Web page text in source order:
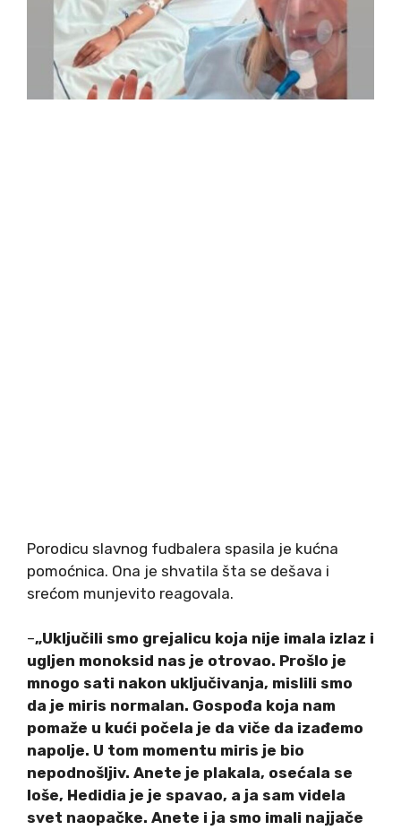
Porodicu slavnog fudbalera spasila je kućna
pomoćnica. Ona je shvatila šta se dešava i
srećom munjevito reagovala.
–„Uključili smo grejalicu koja nije imala izlaz i
ugljen monoksid nas je otrovao. Prošlo je
mnogo sati nakon uključivanja, mislili smo
da je miris normalan. Gospođa koja nam
pomaže u kući počela je da viče da izađemo
napolje. U tom momentu miris je bio
nepodnošljiv. Anete je plakala, osećala se
loše, Hedidia je je spavao, a ja sam videla
svet naopačke. Anete i ja smo imali najjače